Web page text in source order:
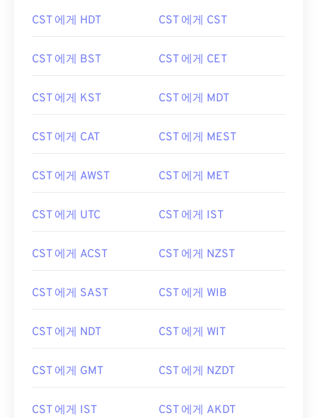
CST 에게 HDT CST 에게 CST
CST 에게 BST CST 에게 CET
CST 에게 KST CST 에게 MDT
CST 에게 CAT CST 에게 MEST
CST 에게 AWST CST 에게 MET
CST 에게 UTC CST 에게 IST
CST 에게 ACST CST 에게 NZST
CST 에게 SAST CST 에게 WIB
CST 에게 NDT CST 에게 WIT
CST 에게 GMT CST 에게 NZDT
CST 에게 IST CST 에게 AKDT